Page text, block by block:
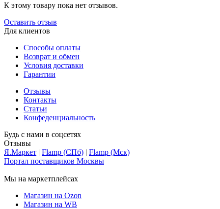
К этому товару пока нет отзывов.
Оставить отзыв
Для клиентов
Способы оплаты
Возврат и обмен
Условия доставки
Гарантии
Отзывы
Контакты
Статьи
Конфеденциальность
Будь с нами в соцсетях
Отзывы
Я.Маркет | Flamp (СПб) | Flamp (Мск)
Портал поставщиков Москвы
Мы на маркетплейсах
Магазин на Ozon
Магазин на WB